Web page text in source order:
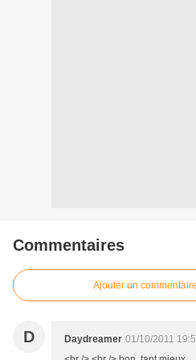
Commentaires
Ajouter un commentaire
D Daydreamer 01/10/2011